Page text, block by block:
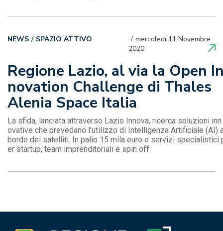
Regione Lazio, al via la Open
novation Challenge di Thales
Alenia Space Italia
mercoledì 11 Novembre
2020
NEWS SPAZIO ATTIVO
La sfida, lanciata attraverso Lazio Innova, ricerca soluzioni inn
ovative che prevedano l'utilizzo di Intelligenza Artificiale (AI)
bordo dei satelliti. In palio 15 mila euro e servizi specialistici
er startup, team imprenditoriali e spin off